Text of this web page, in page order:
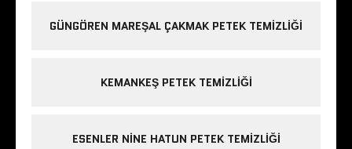
GÜNGÖREN MAREŞAL ÇAKMAK PETEK TEMIZLIĞI
KEMANKEŞ PETEK TEMIZLIĞI
ESENLER NINE HATUN PETEK TEMIZLIĞI